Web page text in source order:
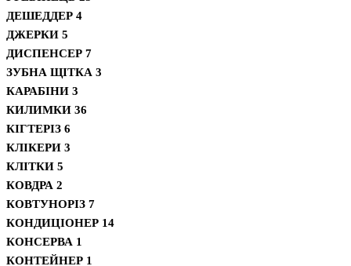
ДЕШЕДДЕР 4
ДЖЕРКИ 5
ДИСПЕНСЕР 7
ЗУБНА ЩІТКА 3
КАРАБІНИ 3
КИЛИМКИ 36
КІГТЕРІЗ 6
КЛІКЕРИ 3
КЛІТКИ 5
КОВДРА 2
КОВТУНОРІЗ 7
КОНДИЦІОНЕР 14
КОНСЕРВА 1
КОНТЕЙНЕР 1